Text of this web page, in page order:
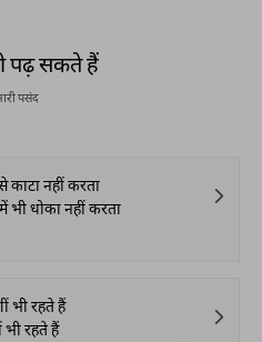
पढ़ सकते हैं
पसंद
काटा नहीं करता
धोका नहीं करता
भी रहते हैं
भी रहते हैं